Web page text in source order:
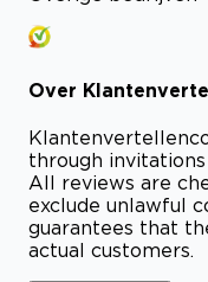
Over
Klantenvertellen
through
All reviews are
exclude unlawful
guarantees that
actual customers.